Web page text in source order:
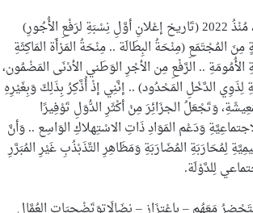
وَإنَّنِي وَإذْ أُذَكِّرُ في هذه المناسبة بِالقَرَارَات الهَامَّةِ ذَاتِ الطَابِعٍ الاجْتِمَاعيٍّ، مُنْذُ 2022 (تَاريخ إعْلانِ أوَّلِ نِسْبَةِ لرَفْعِ الأُجُورِ)
(مِنْحَةُ البِطَالَة .. مِنْحَةُ المَرْأَة المَاكِثَةِ
.. الرَّفْعِ مِن الأجْرِ الوَطَني الأدْنَى المَضْمُون،
لِذَوِي الدَّخْلِ المَحْدُود) .. إنَّنِي إذْ أُذَّكِرُ بِذَلِكَ وَبِغَيْرِهِ
وَتَجْعَلُ الجزَائِرَ مِنْ أكْثَرِ الدُّوَلِ تَوْفِيرًا
وَدَعْم المَوَادِ ذَاتِ الاسْتِهلاكِ الوَاسِع .. وَأنَّ
لِمُحَارَبَةِ المُضَارَبَةِ وَمَظَاهِرِ التَّذَبْذُبِ غَيْرِ المُبَرَّرِ
لِلدَّوْلَة.